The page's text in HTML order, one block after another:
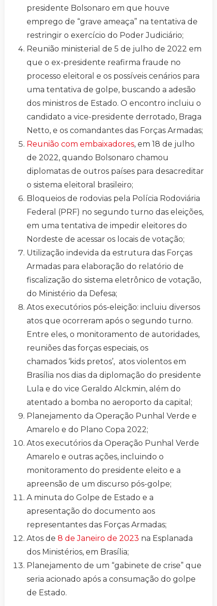
presidente Bolsonaro em que houve
emprego de “grave ameaça” na tentativa de
restringir o exercício do Poder Judiciário;
Reunião ministerial de 5 de julho de 2022 em
que o ex-presidente reafirma fraude no
processo eleitoral e os possíveis cenários para
uma tentativa de golpe, buscando a adesão
dos ministros de Estado. O encontro incluiu o
candidato a vice-presidente derrotado, Braga
Netto, e os comandantes das Forças Armadas;
Reunião com embaixadores, em 18 de julho
de 2022, quando Bolsonaro chamou
diplomatas de outros países para desacreditar
o sistema eleitoral brasileiro;
Bloqueios de rodovias pela Polícia Rodoviária
Federal (PRF) no segundo turno das eleições,
em uma tentativa de impedir eleitores do
Nordeste de acessar os locais de votação;
Utilização indevida da estrutura das Forças
Armadas para elaboração do relatório de
fiscalização do sistema eletrônico de votação,
do Ministério da Defesa;
Atos executórios pós-eleição: incluiu diversos
atos que ocorreram após o segundo turno.
Entre eles, o monitoramento de autoridades,
reuniões das forças especiais, os
chamados ‘kids pretos’, atos violentos em
Brasília nos dias da diplomação do presidente
Lula e do vice Geraldo Alckmin, além do
atentado a bomba no aeroporto da capital;
Planejamento da Operação Punhal Verde e
Amarelo e do Plano Copa 2022;
Atos executórios da Operação Punhal Verde
Amarelo e outras ações, incluindo o
monitoramento do presidente eleito e a
apreensão de um discurso pós-golpe;
A minuta do Golpe de Estado e a
apresentação do documento aos
representantes das Forças Armadas;
Atos de 8 de Janeiro de 2023 na Esplanada
dos Ministérios, em Brasília;
Planejamento de um “gabinete de crise” que
seria acionado após a consumação do golpe
de Estado.